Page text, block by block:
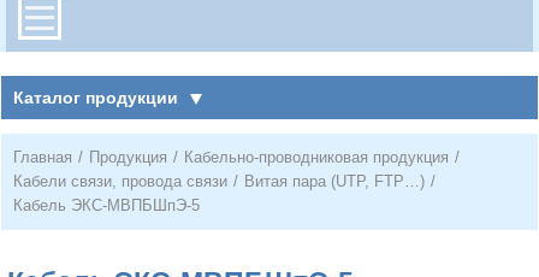
Каталог продукции
Главная / Продукция / Кабельно-проводниковая продукция /
Кабели связи, провода связи / Витая пара (UTP, FTP…) /
Кабель ЭКС-МВПБШпЭ-5